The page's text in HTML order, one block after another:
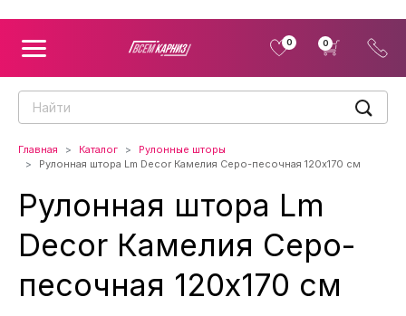
0 0
Главная Каталог
Рулонные шторы
Рулонная штора Lm Decor Камелия Серо-песочная 120x170 см
Рулонная штора Lm
Decor Камелия Серо-
песочная 120x170 см